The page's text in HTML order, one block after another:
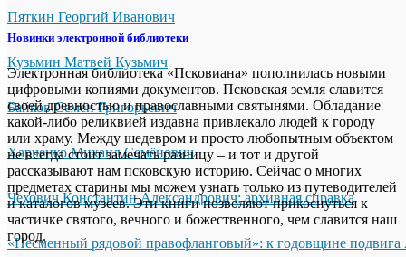
Пяткин Георгий Иванович
Кузьмин Матвей Кузьмич
Байков Семён Григорьевич
Харченко Михаил Семёнович
Чехович Константин Александрович: архивная справка
«Несменный рядовой правофланговый»: к годовщине подвига
Новинки электронной библиотеки
Электронная библиотека «Псковиана» пополнилась новыми
цифровыми копиями документов. Псковская земля славится
своей древностью и православными святынями. Обладание
какой-либо реликвией издавна привлекало людей к городу
или храму. Между шедевром и просто любопытным объектом
не всегда стоит замечать разницу – и тот и другой
рассказывают нам псковскую историю. Сейчас о многих
предметах старины мы можем узнать только из путеводителей
и каталогов музеев. Эти книги позволяют прикоснуться к
частичке святого, вечного и божественного, чем славится наш
город.